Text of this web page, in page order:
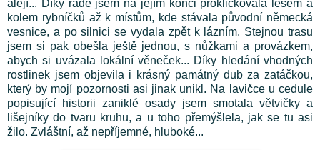
alejí... Díky radě jsem na jejím konci prokličkovala lesem a
kolem rybníčků až k místům, kde stávala původní německá
vesnice, a po silnici se vydala zpět k lázním. Stejnou trasu
jsem si pak obešla ještě jednou, s nůžkami a provázkem,
abych si uvázala lokální věneček... Díky hledání vhodných
rostlinek jsem objevila i krásný památný dub za zatáčkou,
který by mojí pozornosti asi jinak unikl. Na lavičce u cedule
popisující historii zaniklé osady jsem smotala větvičky a
lišejníky do tvaru kruhu, a u toho přemýšlela, jak se tu asi
žilo. Zvláštní, až nepříjemné, hluboké...